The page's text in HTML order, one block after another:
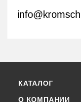
КАТАЛОГ
О КОМПАНИИ